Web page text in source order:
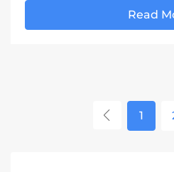
Read
1